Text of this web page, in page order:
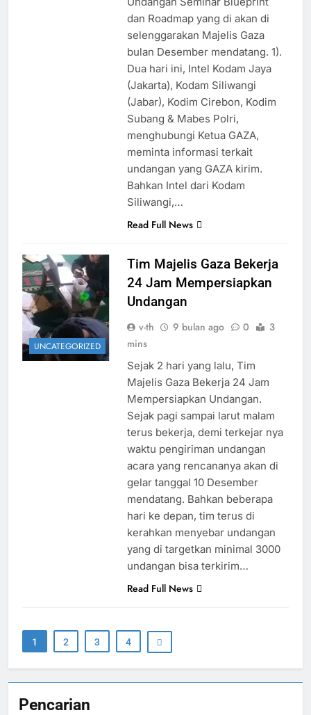
dan Roadmap yang di akan di
selenggarakan Majelis Gaza
bulan Desember mendatang. 1).
Dua hari ini, Intel Kodam Jaya
(Jakarta), Kodam Siliwangi
(Jabar), Kodim Cirebon, Kodim
Subang & Mabes Polri,
menghubungi Ketua GAZA,
meminta informasi terkait
undangan yang GAZA kirim.
Bahkan Intel dari Kodam
Siliwangi,…
Read Full News
UNCATEGORIZED
Tim Majelis Gaza Bekerja
24 Jam Mempersiapkan
Undangan
v-th 9 bulan ago 0
3
mins
Sejak 2 hari yang lalu, Tim
Majelis Gaza Bekerja 24 Jam
Mempersiapkan Undangan.
Sejak pagi sampai larut malam
terus bekerja, demi terkejar nya
waktu pengiriman undangan
acara yang rencananya akan di
gelar tanggal 10 Desember
mendatang. Bahkan beberapa
hari ke depan, tim terus di
kerahkan menyebar undangan
yang di targetkan minimal 3000
undangan bisa terkirim…
Read Full News
1 2 3 4
Pencarian